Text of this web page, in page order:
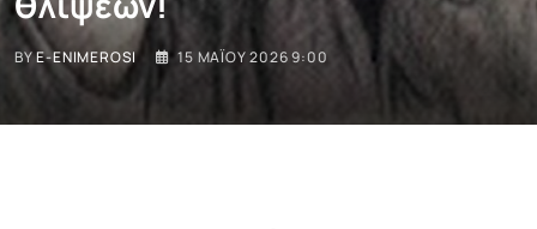
BYE-ENIMEROSI 15 ΜΑΪ́ΟΥ 2026 9:00